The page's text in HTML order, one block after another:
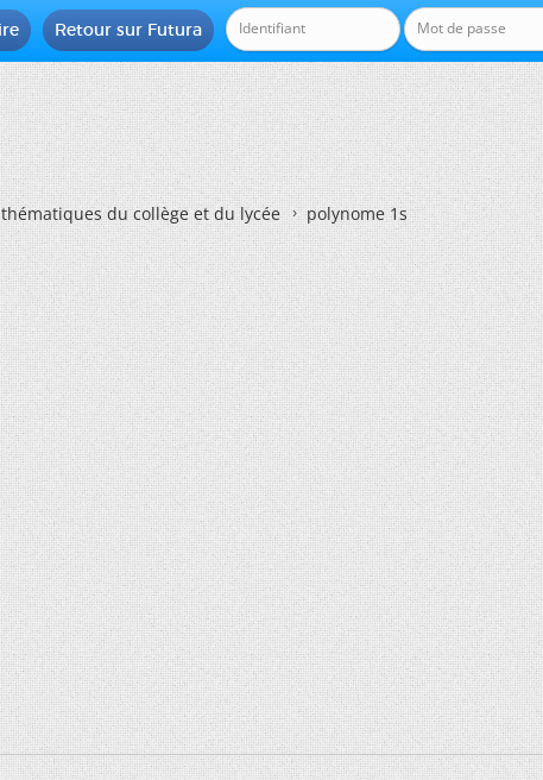
Retour sur Futura
du collège et du lycée polynome 1s